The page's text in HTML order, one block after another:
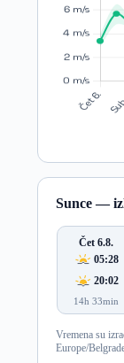
Sunce —
Čet 6.8.
05:28
20:02
14h 33min
Vremena su
Europe/